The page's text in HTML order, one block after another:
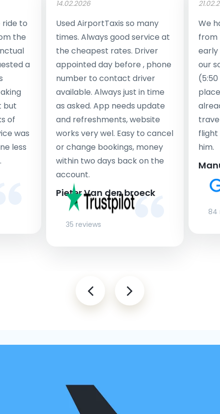
to
the
a
but
of
was
less
14.02.2026
Used AirportTaxis so many
times. Always good service at
the cheapest rates. Driver
appointed day before , phone
number to contact driver
available. Always just in time
as asked. App needs update
and refreshments, website
works very wel. Easy to cancel
or change bookings, money
within two days back on the
account.
Pieter Van den broeck
35 reviews
We
from
early
our
flight
him.
84